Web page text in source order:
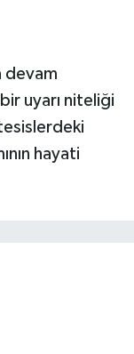
devam
uyarı niteliği
hayati